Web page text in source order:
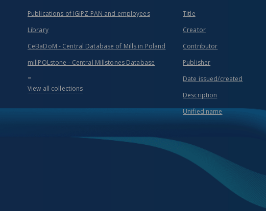
Publications of IGiPZ PAN and employees
Library
CeBaDoM - Central Database of Mills in Poland
millPOLstone - Central Millstones Database
...
View all collections
Title
Creator
Contributor
Publisher
Date issued/created
Description
Unified name